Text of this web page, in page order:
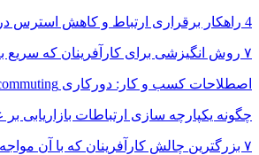
4 راهکار برقراری ارتباط و کاهش استرس در محیط کسب و کار
۷ روش انگیزشی برای کارآفرینان که سریع به موفقیت برسند
اصطلاحات کسب و کار: دورکاری telecommuting چیست؟
چگونه یکپارچه سازی ارتباطات بازاریابی
۷ بزرگترین چالش کارآفرینان که با آن مواجه هستند